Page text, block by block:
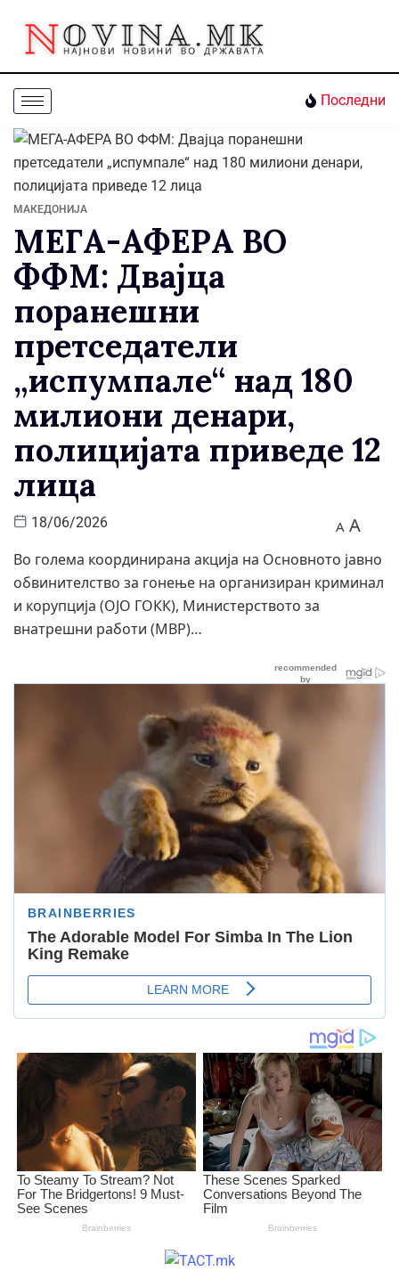
Последни
МАКЕДОНИЈА
МЕГА-АФЕРА ВО
ФФМ: Двајца
поранешни
претседатели
„испумпале“ над 180
милиони денари,
полицијата приведе 12
лица
18/06/2026 A A
Во голема координирана акција на Основното јавно
обвинителство за гонење на организиран криминал
и корупција (ОЈО ГОКК), Министерството за
внатрешни работи (МВР)…